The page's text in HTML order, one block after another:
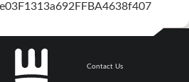
Contact Us